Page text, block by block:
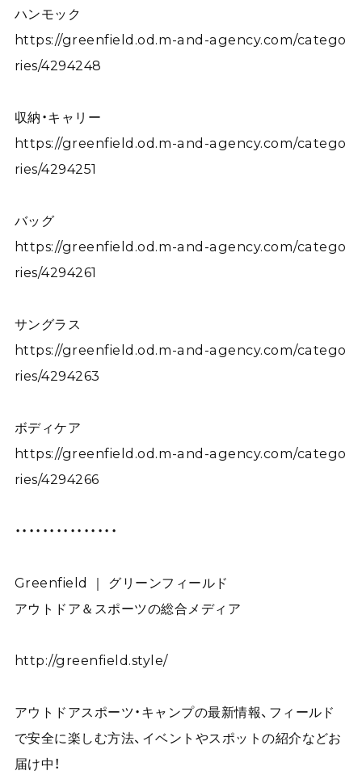
ハンモック
https://greenfield.od.m-and-agency.com/catego
ries/4294248
収納・キャリー
https://greenfield.od.m-and-agency.com/catego
ries/4294251
バッグ
https://greenfield.od.m-and-agency.com/catego
ries/4294261
サングラス
https://greenfield.od.m-and-agency.com/catego
ries/4294263
ボディケア
https://greenfield.od.m-and-agency.com/catego
ries/4294266
・・・・・・・・・・・・・・・
Greenfield ｜ グリーンフィールド
アウトドア＆スポーツの総合メディア
http://greenfield.style/
アウトドアスポーツ・キャンプの最新情報、フィールド
で安全に楽しむ方法、イベントやスポットの紹介などお
届け中！